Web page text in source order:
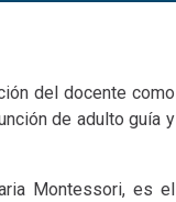
del docente como
de adulto guía y
Montessori, es el